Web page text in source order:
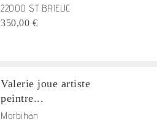
22000 ST BRIEUC
350,00 €
Valerie joue artiste
peintre...
Morbihan